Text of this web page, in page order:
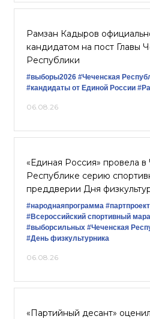
Рамзан Кадыров
кандидатом на пост Главы
Республики
#выборы2026 #Чеченская
#кандидаты от Единой России
06.08.26
«Единая Россия» провела
Республике серию
преддверии Дня
#народнаяпрограмма
#Всероссийский спортивный
#выборсильных #Чеченская
#День физкультурника
06.08.26
«Партийный десант»